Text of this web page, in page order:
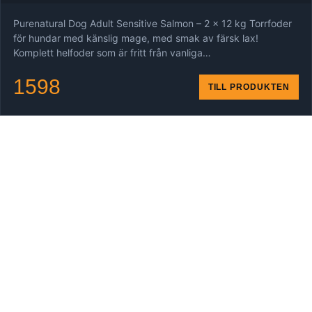
Purenatural Dog Adult Sensitive Salmon – 2 x 12 kg Torrfoder
för hundar med känslig mage, med smak av färsk lax!
Komplett helfoder som är fritt från vanliga…
1598 TILL PRODUKTEN